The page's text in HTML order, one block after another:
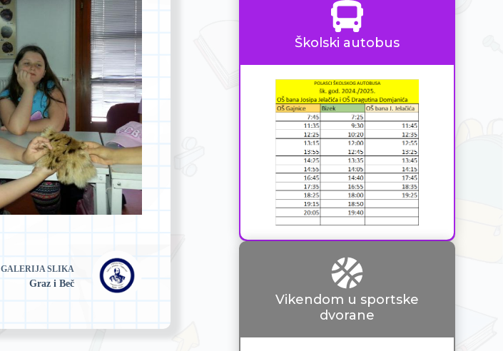
GALERIJA SLIKA
Graz i Beč
Školski autobus
Vikendom u sportske
dvorane